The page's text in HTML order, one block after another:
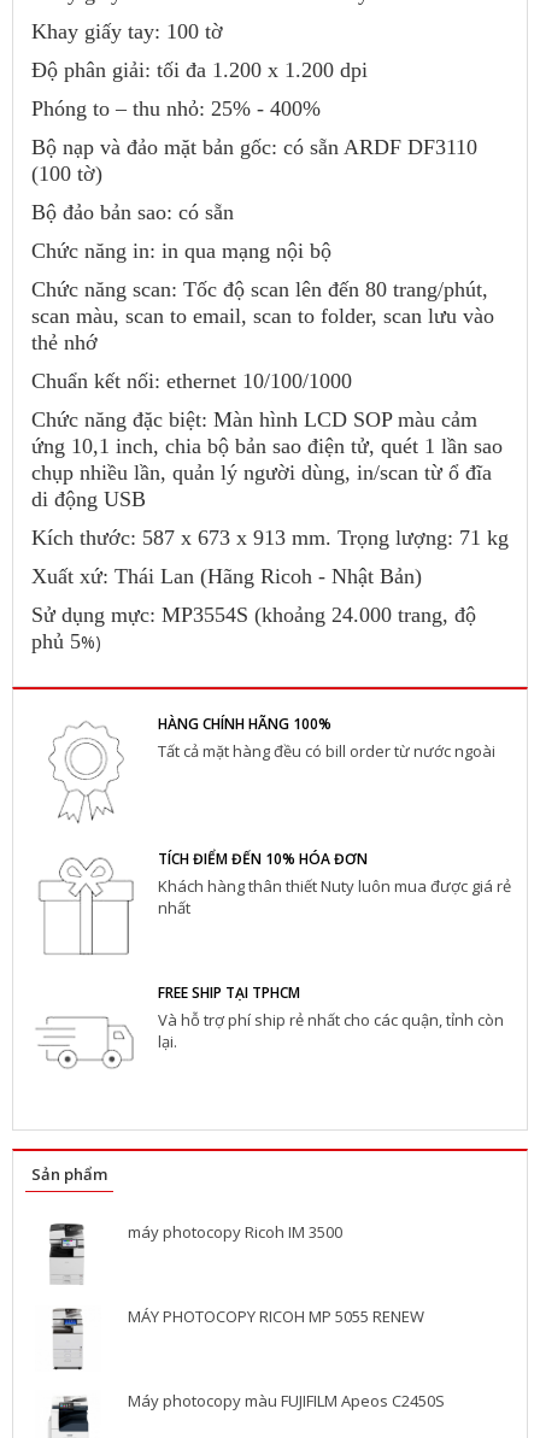
Khay giấy tay: 100 tờ
Độ phân giải: tối đa 1.200 x 1.200 dpi
Phóng to – thu nhỏ: 25% - 400%
Bộ nạp và đảo mặt bản gốc: có sẵn ARDF DF3110
(100 tờ)
Bộ đảo bản sao: có sẵn
Chức năng in: in qua mạng nội bộ
Chức năng scan: Tốc độ scan lên đến 80 trang/phút,
scan màu, scan to email, scan to folder, scan lưu vào
thẻ nhớ
Chuẩn kết nối: ethernet 10/100/1000
Chức năng đặc biệt: Màn hình LCD SOP màu cảm
ứng 10,1 inch, chia bộ bản sao điện tử, quét 1 lần sao
chụp nhiều lần, quản lý người dùng, in/scan từ ổ đĩa
di động USB
Kích thước: 587 x 673 x 913 mm. Trọng lượng: 71 kg
Xuất xứ: Thái Lan (Hãng Ricoh - Nhật Bản)
Sử dụng mực: MP3554S (khoảng 24.000 trang, độ
phủ 5%)
HÀNG CHÍNH HÃNG 100%
Tất cả mặt hàng đều có bill order từ nước ngoài
TÍCH ĐIỂM ĐẾN 10% HÓA ĐƠN
Khách hàng thân thiết Nuty luôn mua được giá rẻ
nhất
FREE SHIP TẠI TPHCM
Và hỗ trợ phí ship rẻ nhất cho các quận, tỉnh còn
lại.
Sản phẩm
máy photocopy Ricoh IM 3500
MÁY PHOTOCOPY RICOH MP 5055 RENEW
Máy photocopy màu FUJIFILM Apeos C2450S